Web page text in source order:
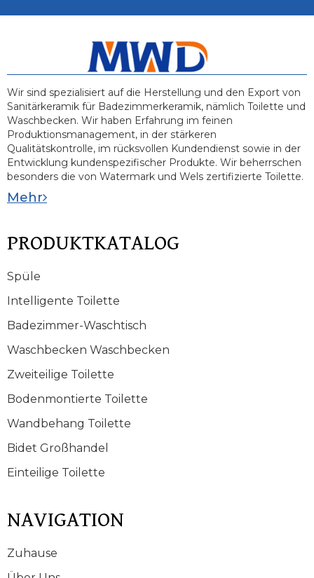
Wir sind spezialisiert auf die Herstellung und den Export von
Sanitärkeramik für Badezimmerkeramik, nämlich Toilette und
Waschbecken. Wir haben Erfahrung im feinen
Produktionsmanagement, in der stärkeren
Qualitätskontrolle, im rücksvollen Kundendienst sowie in der
Entwicklung kundenspezifischer Produkte. Wir beherrschen
besonders die von Watermark und Wels zertifizierte Toilette.
Mehr
PRODUKTKATALOG
Spüle
Intelligente Toilette
Badezimmer-Waschtisch
Waschbecken Waschbecken
Zweiteilige Toilette
Bodenmontierte Toilette
Wandbehang Toilette
Bidet Großhandel
Einteilige Toilette
NAVIGATION
Zuhause